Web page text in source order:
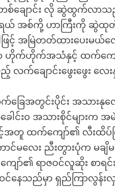
ျိပ် တစ်ချောင်း လို ဆွဲထွက်
ရယ် အစ်ကို့ ဟာကြီးကို ဆွဲ
ါဖြင့် အမြဲတတ်ထားပေးမ
ာ ဟိုက်ဟိုက်အသံနှင့် ထက်ကျ
လက်ချောင်းဖွေးဖွေး လ
ြေအတွင်းပိုင်း အသားနု
း၀ အသားစိုင်များက အ
င့်အတူ ထက်ကျော်၏ လီးထိပ်
မလေး ညီးတွားပုံက မချိမ
ော်၏ ရာဇဝင်လူဆိုး စာရ
ဝင်နေသည်မှာ ရှည်ကြာ